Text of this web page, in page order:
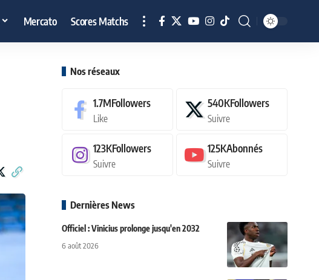
Mercato Scores Matchs
Nos réseaux
1.7MFollowers
Like
540KFollowers
Suivre
123KFollowers
Suivre
125KAbonnés
Suivre
Dernières News
Officiel : Vinicius prolonge jusqu'en 2032
6 août 2026